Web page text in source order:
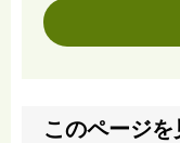
このページ